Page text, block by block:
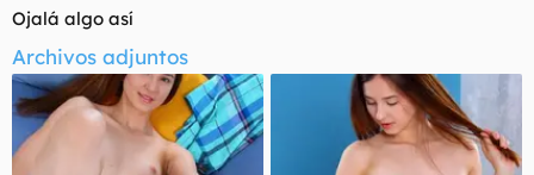
Ojalá algo así
Archivos adjuntos